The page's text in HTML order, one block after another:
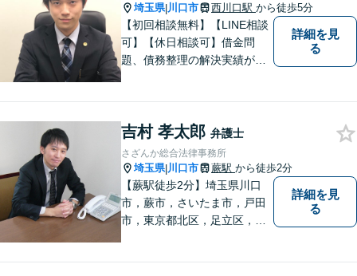
埼玉県|川口市 西川口駅 から徒歩5分
【初回相談無料】【LINE相談
可】【休日相談可】借金問
題、債務整理の解決実績が豊
くのあなたに寄り添う弁護士
です。
詳細を見
る
吉村 孝太郎 弁護士
さざんか総合法律事務所
埼玉県|川口市 蕨駅 から徒歩2分
【蕨駅徒歩2分】埼玉県川口
市，蕨市，さいたま市，戸田
市，東京都北区，足立区，板
詳細を見
る